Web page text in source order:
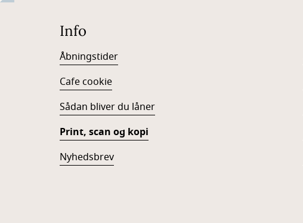
Info
Åbningstider
Cafe cookie
Sådan bliver du låner
Print, scan og kopi
Nyhedsbrev